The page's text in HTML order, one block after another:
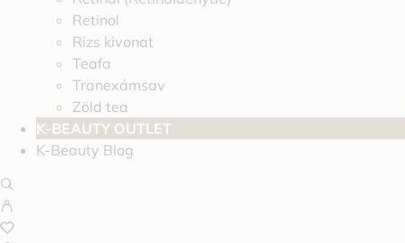
Retinol
Rizs kivonat
Teafa
Tranexámsav
Zöld tea
K-BEAUTY OUTLET
K-Beauty Blog